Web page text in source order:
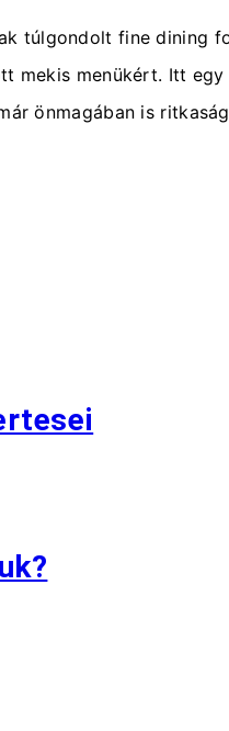
túlgondolt fine dining
menükért. Itt
önmagában is